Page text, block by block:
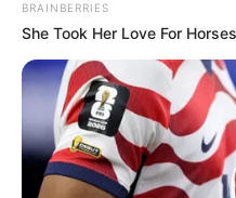
BRAINBERRIES
She Took Her Love For